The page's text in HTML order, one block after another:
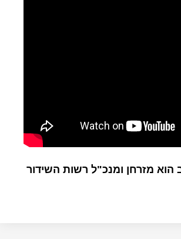
הוא מזרחן ומנכ"ל רשות השידור